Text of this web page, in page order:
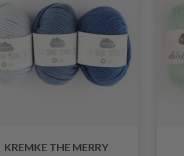
KREMKE THE MERRY